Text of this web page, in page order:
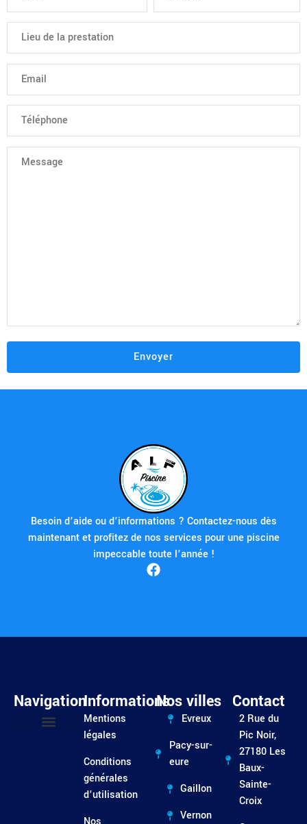
Besoin d’aide ou d’informations ? Contactez-nous dès
maintenant et profitez de nos services pour une piscine
impeccable toute l’année !
NavigationInformations
Mentions
légales
Conditions
générales
d’utilisation
Nos villes
Evreux
Pacy-sur-
eure
Gaillon
Vernon
Contact
2 Rue du
Pic Noir,
27180 Les
Baux-
Sainte-
Croix